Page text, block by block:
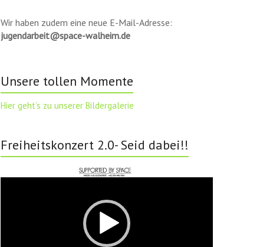
Wir haben zudem eine neue E-Mail-Adresse:
jugendarbeit@space-walheim.de
Unsere tollen Momente
Hier geht’s zu unserer Bildergalerie
Freiheitskonzert 2.0- Seid dabei!!
Player